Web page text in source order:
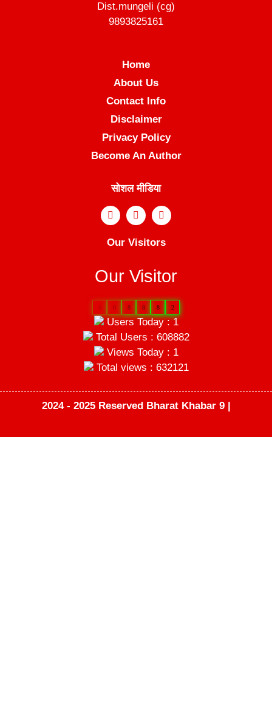
Dist.mungeli (cg)
9893825161
Home
About Us
Contact Info
Disclaimer
Privacy Policy
Become An Author
सोशल मीडिया
Our Visitors
Our Visitor
6 0 8 8 8 2
Users Today : 1
Total Users : 608882
Views Today : 1
Total views : 632121
2024 - 2025 Reserved Bharat Khabar 9 |